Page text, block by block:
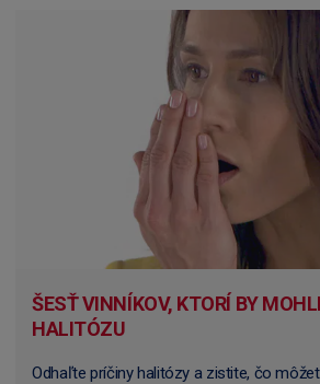
ŠESŤ VINNÍKOV, KTORÍ BY
HALITÓZU
Odhaľte príčiny halitózy a zistite, čo